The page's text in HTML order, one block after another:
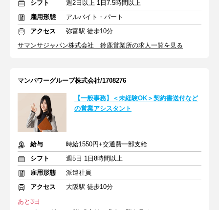
シフト
週2日以上 1日7.5時間以上
雇用形態
アルバイト・パート
アクセス
弥富駅 徒歩10分
サマンサジャパン株式会社 鈴鹿営業所の求人一覧を見る
マンパワーグループ株式会社/1708276
【一般事務】＜未経験OK＞契約書送付など
の営業アシスタント
給与
時給1550円+交通費一部支給
シフト
週5日 1日8時間以上
雇用形態
派遣社員
アクセス
大阪駅 徒歩10分
あと3日